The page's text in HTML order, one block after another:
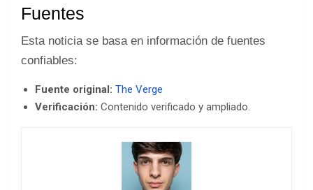
Fuentes
Esta noticia se basa en información de fuentes
confiables:
Fuente original: The Verge
Verificación: Contenido verificado y ampliado.